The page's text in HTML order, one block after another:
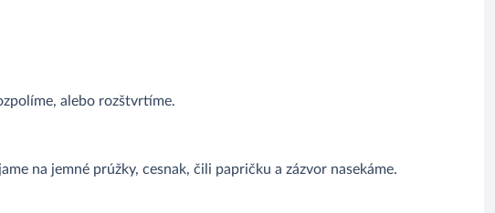
alebo rozštvrtíme.
na jemné prúžky, cesnak, čili papričku a zázvor nasekáme.